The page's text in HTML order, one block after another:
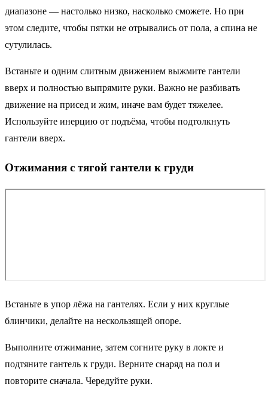
диапазоне — настолько низко, насколько сможете. Но при
этом следите, чтобы пятки не отрывались от пола, а спина не
сутулилась.
Встаньте и одним слитным движением выжмите гантели
вверх и полностью выпрямите руки. Важно не разбивать
движение на присед и жим, иначе вам будет тяжелее.
Используйте инерцию от подъёма, чтобы подтолкнуть
гантели вверх.
Отжимания с тягой гантели к груди
Встаньте в упор лёжа на гантелях. Если у них круглые
блинчики, делайте на нескользящей опоре.
Выполните отжимание, затем согните руку в локте и
подтяните гантель к груди. Верните снаряд на пол и
повторите сначала. Чередуйте руки.